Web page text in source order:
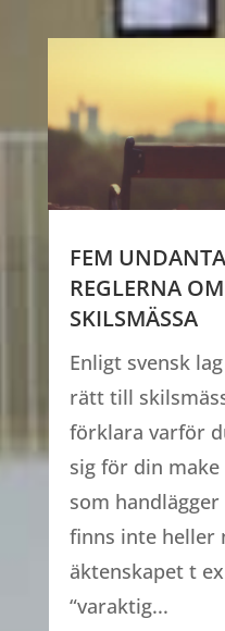
FEM
REGLERNA
SKILSMÄSSA
Enligt svensk
rätt till
förklara varför
sig för din
som
finns inte heller
äktenskapet t
“varaktig...